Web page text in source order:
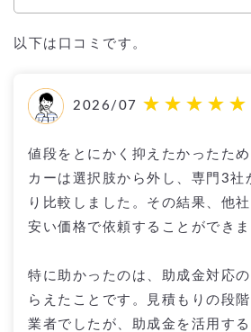
以下は口コミです。
2026/07
値段をとにかく抑えたかったた
カーは選択肢から外し、専門3社
り比較しました。その結果、他
安い価格で依頼することができま
特に助かったのは、助成金対応
らえたことです。見積もりの段
業者でしたが、助成金を活用す